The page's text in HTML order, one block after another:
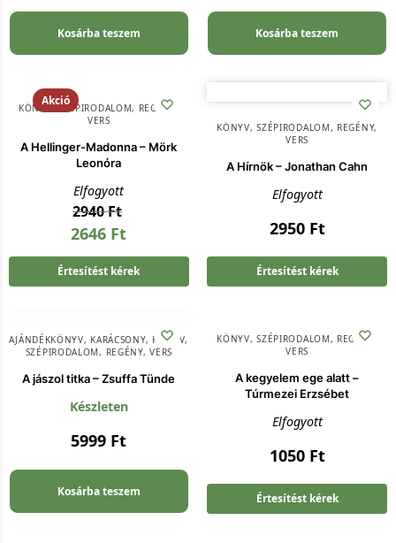
Kosárba teszem Kosárba teszem
Akció
KÖNYV,SZÉPIRODALOM, REGÉNY,
VERS
A Hellinger-Madonna – Mörk
Leonóra
Elfogyott
2940Ft
2646 Ft
Értesítést kérek
KÖNYV,SZÉPIRODALOM, REGÉNY,
VERS
A Hírnök – Jonathan Cahn
Elfogyott
2950 Ft
Értesítést kérek
AJÁNDÉKKÖNYV, KARÁCSONY, KÖNYV,
SZÉPIRODALOM, REGÉNY, VERS
A jászol titka – Zsuffa Tünde
Készleten
5999 Ft
Kosárba teszem
KÖNYV,SZÉPIRODALOM, REGÉNY,
VERS
A kegyelem ege alatt –
Túrmezei Erzsébet
Elfogyott
1050 Ft
Értesítést kérek